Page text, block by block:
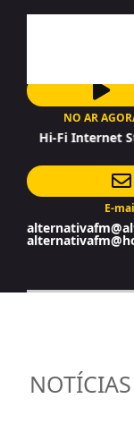
NO AR
Hi-Fi Internet
E-
NOTÍCIAS